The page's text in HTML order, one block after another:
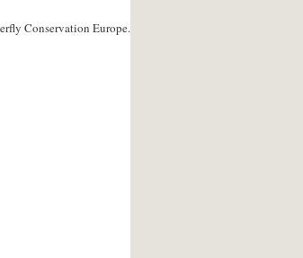
Conservation Europe.